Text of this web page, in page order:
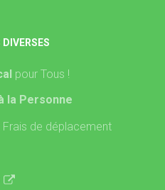
DIVERSES
pour Tous !
la Personne
Frais de déplacement